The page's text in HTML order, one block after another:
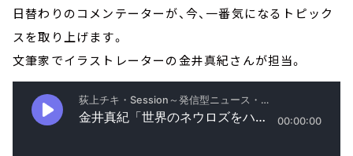
日替わりのコメンテーターが、今、一番気になるトピック
スを取り上げます。
文筆家でイラストレーターの金井真紀さんが担当。